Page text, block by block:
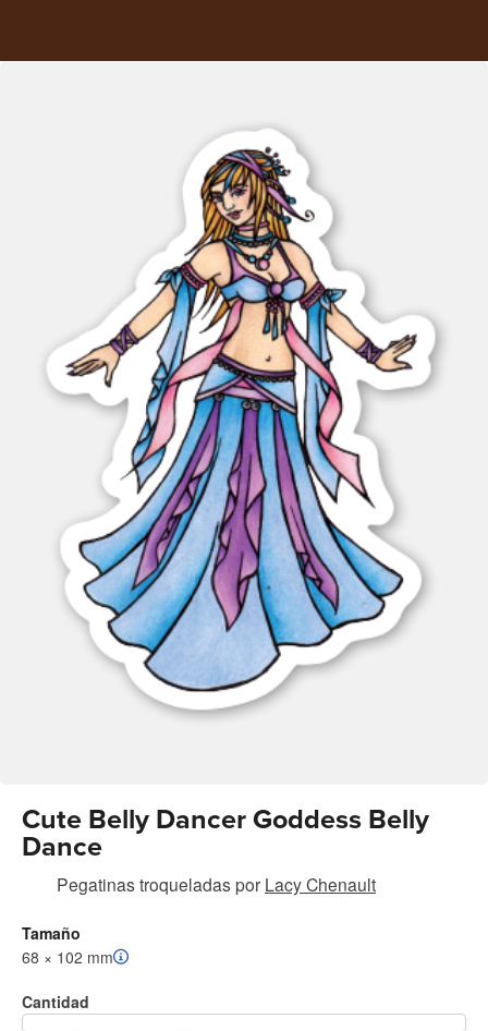
Cute Belly Dancer Goddess Belly
Dance
Pegatinas troqueladaspor Lacy Chenault
Tamaño
68 × 102 mm
Cantidad